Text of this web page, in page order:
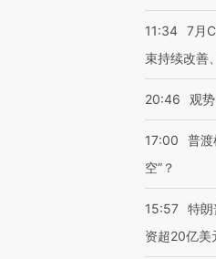
11:34 7月
束持续改善
20:46 观
17:00
普渡
空”？
15:57 特朗
资超20亿美